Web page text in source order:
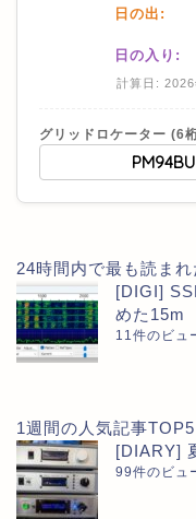
日の出:
日の入り:
計算日: 2026
グリッドロケーター (6
24時間内で最も読まれ
[DIGI]
めた15m
11件のビュ
1週間の人気記事TOP5
[DIARY]
99件のビュ